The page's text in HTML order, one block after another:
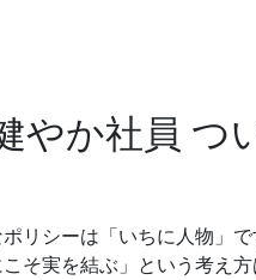
やか社員 つ
リシーは「いちに人物」
そ実を結ぶ」という考え